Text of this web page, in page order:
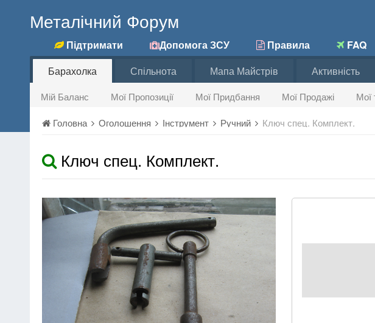
Металічний Форум
Підтримати Допомога ЗСУ Правила FAQ
Барахолка
Мій Баланс Мої Пропозиції Мої Придбання Мої Продажі Мої
Спільнота Мапа Майстрів Активність
Головна Оголошення Інструмент Ручний Ключ спец. Комплект.
Ключ спец. Комплект.